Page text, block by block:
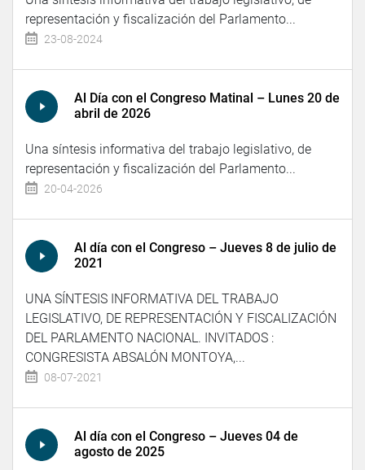
representación y fiscalización del Parlamento...
23-08-2024
Al Día con el Congreso Matinal – Lunes 20 de
abril de 2026
Una síntesis informativa del trabajo legislativo, de
representación y fiscalización del Parlamento...
20-04-2026
Al día con el Congreso – Jueves 8 de julio de
2021
UNA SÍNTESIS INFORMATIVA DEL TRABAJO
LEGISLATIVO, DE REPRESENTACIÓN Y FISCALIZACIÓN
DEL PARLAMENTO NACIONAL. INVITADOS :
CONGRESISTA ABSALÓN MONTOYA,...
08-07-2021
Al día con el Congreso – Jueves 04 de
agosto de 2025